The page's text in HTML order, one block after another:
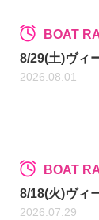
BOAT
8/29(土)ヴィ
2026.08.01
BOAT
8/18(火)ヴィ
2026.07.29